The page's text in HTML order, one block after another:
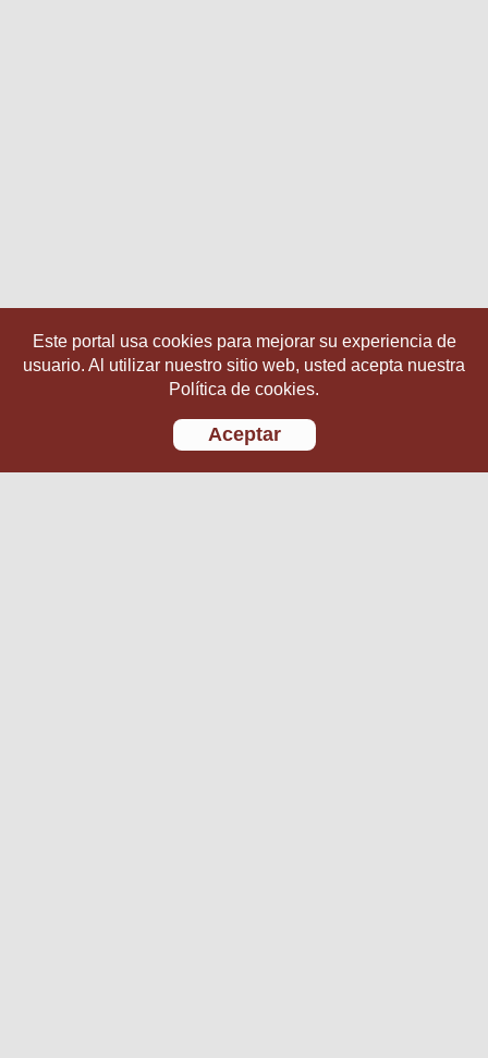
Este portal usa cookies para mejorar su experiencia de
usuario. Al utilizar nuestro sitio web, usted acepta nuestra
Política de cookies.
Aceptar